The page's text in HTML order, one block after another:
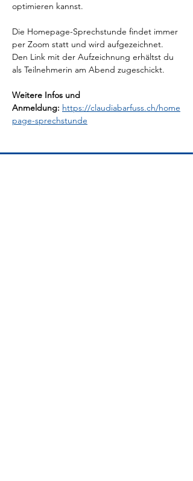
optimieren kannst.
Die Homepage-Sprechstunde findet immer
per Zoom statt und wird aufgezeichnet.
Den Link mit der Aufzeichnung erhältst du
als Teilnehmerin am Abend zugeschickt.
Weitere Infos und
Anmeldung: https://claudiabarfuss.ch/home
page-sprechstunde